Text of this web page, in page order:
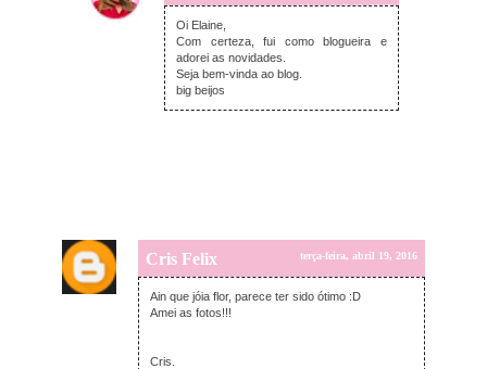
terça-feira, abril 19, 2016
Oi Elaine,
Com certeza, fui como blogueira e
adorei as novidades.
Seja bem-vinda ao blog.
big beijos
Cris Felix terça-feira, abril 19, 2016
Ain que jóia flor, parece ter sido ótimo :D
Amei as fotos!!!
Cris.